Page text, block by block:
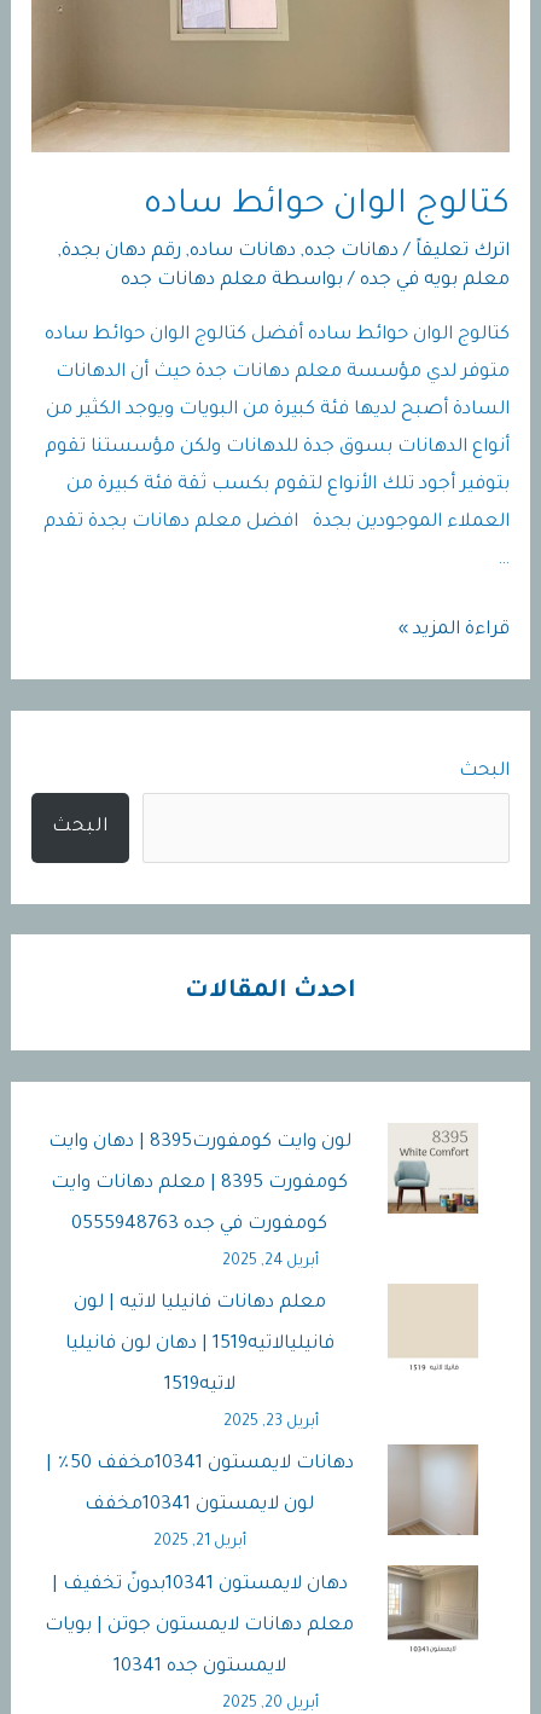
البحث
البحث
احدث المقالات
لون وايت كومفورت8395 | دهان وايت
كومفورت 8395 | معلم دهانات وايت
كومفورت في جده 0555948763
أبريل 24, 2025
معلم دهانات فانيليا لاتيه | لون
فانيليالاتيه1519 | دهان لون فانيليا
لاتيه1519
أبريل 23, 2025
دهانات لايمستون 10341مخفف 50٪ |
لون لايمستون 10341مخفف
أبريل 21, 2025
دهان لايمستون 10341بدونً تخفيف |
معلم دهانات لايمستون جوتن | بويات
لايمستون جده 10341
أبريل 20, 2025
كتالوج الوان حوائط ساده
اترك تعليقاً / دهانات جده, دهانات ساده, رقم دهان بجدة,
معلم بويه في جده / بواسطة معلم دهانات جده
كتالوج الوان حوائط ساده أفضل كتالوج الوان حوائط ساده
متوفر لدي مؤسسة معلم دهانات جدة حيث أن الدهانات
السادة أصبح لديها فئة كبيرة من البويات ويوجد الكثير من
أنواع الدهانات بسوق جدة للدهانات ولكن مؤسستنا تقوم
بتوفير أجود تلك الأنواع لتقوم بكسب ثقة فئة كبيرة من
العملاء الموجودين بجدة افضل معلم دهانات بجدة تقدم
…
كتالوج
قراءة المزيد »